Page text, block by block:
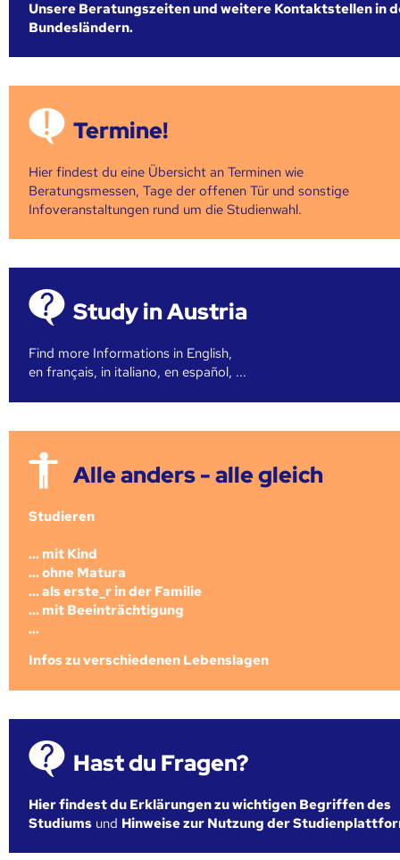
Unsere Beratungszeiten und weitere Kontaktstellen in
Bundesländern.
Termine!
Hier findest du eine Übersicht an Terminen wie
Beratungsmessen, Tage der offenen Tür und sonstige
Infoveranstaltungen rund um die Studienwahl.
Study in Austria
Find more Informations in English,
en français, in italiano, en español, ...
Alle anders - alle gleich
Studieren
... mit Kind
... ohne Matura
... als erste_r in der Familie
... mit Beeinträchtigung
...
Infos zu verschiedenen Lebenslagen
Hast du Fragen?
Hier findest du Erklärungen zu wichtigen Begriffen des
Studiums und Hinweise zur Nutzung der